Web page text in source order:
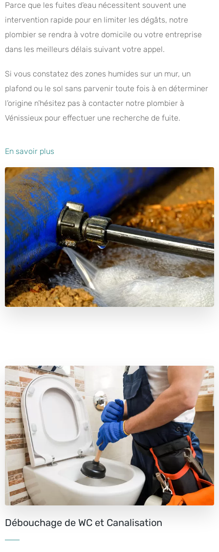
Parce que les fuites d’eau nécessitent souvent une
intervention rapide pour en limiter les dégâts, notre
plombier se rendra à votre domicile ou votre entreprise
dans les meilleurs délais suivant votre appel.
Si vous constatez des zones humides sur un mur, un
plafond ou le sol sans parvenir toute fois à en déterminer
l’origine n’hésitez pas à contacter notre plombier à
Vénissieux pour effectuer une recherche de fuite.
En savoir plus
Débouchage de WC et Canalisation